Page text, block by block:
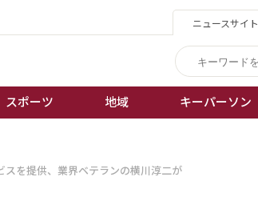
ニュースサイト
スポーツ 地域 キーパーソン
を提供、業界ベテランの横川淳二が